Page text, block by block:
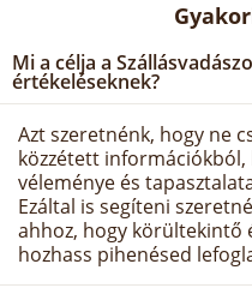
Mi a célja a
értékeléseknek?
Azt szeretnénk, hogy ne
közzétett
véleménye és
Ezáltal is segíteni
ahhoz, hogy
hozhass pihenésed